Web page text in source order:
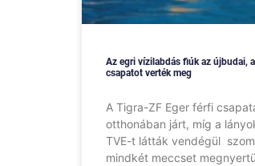
Az egri vízilabdás fiúk az újbudai,
csapatot verték meg
A Tigra-ZF Eger férfi
otthonában járt, míg a
TVE-t látták vendégül
mindkét meccset